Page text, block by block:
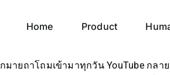
Home Product
ายถาโถมเข้ามาทุกวัน YouTube กล